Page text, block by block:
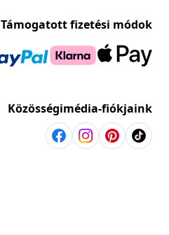
Támogatott fizetési módok
Közösségimédia-fiókjaink